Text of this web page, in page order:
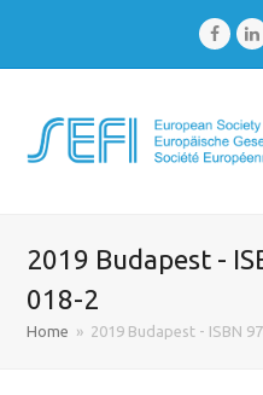
2019 Budapest -
018-2
Home » 2019 Budapest - ISBN